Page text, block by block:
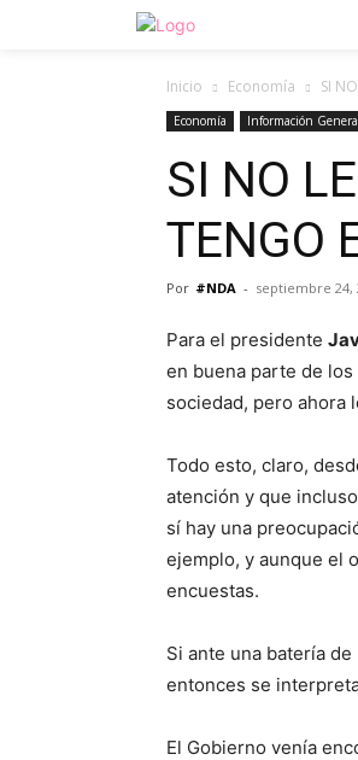
Inicio Economía SI
Economía Información
SI NO
TENGO
Por #NDA - septiembre 24,
Para el presidente
en buena parte de
sociedad, pero ahora
Todo esto, claro,
atención y que
sí hay una
ejemplo, y aunque el
encuestas.
Si ante una batería
entonces se
El Gobierno venía